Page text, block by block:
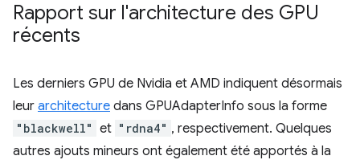
Rapport sur l'architecture des GPU
récents
Les derniers GPU de Nvidia et AMD indiquent désormais
leur architecture dans GPUAdapterInfo sous la forme
"blackwell" et "rdna4" , respectivement. Quelques
autres ajouts mineurs ont également été apportés à la